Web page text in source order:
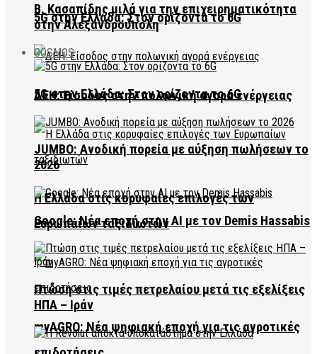
5G στην Ελλάδα: Στον ορίζοντα το 6G
ΔΕΗ: Είσοδος στην πολωνική αγορά ενέργειας
Η Ελλάδα στις κορυφαίες επιλογές των
Ευρωπαίων ταξιδιωτών
myAGRO: Νέα ψηφιακή εποχή για τις αγροτικές
Β. Κασαπίδης μιλά για την επιχειρηματικότητα
στην Αλεξανδρούπολη
COSMOS
5G στην Ελλάδα: Στον ορίζοντα το 6G
JUMBO: Ανοδική πορεία με αύξηση πωλήσεων το
2026
Google: Νέα εποχή στην AI με τον Demis Hassabis
Πτώση στις τιμές πετρελαίου μετά τις εξελίξεις
ΗΠΑ – Ιράν